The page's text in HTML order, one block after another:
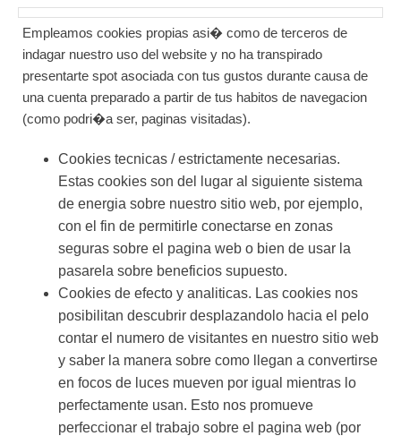
Empleamos cookies propias asi� como de terceros de
indagar nuestro uso del website y no ha transpirado
presentarte spot asociada con tus gustos durante causa de
una cuenta preparado a partir de tus habitos de navegacion
(como podri�a ser, paginas visitadas).
Cookies tecnicas / estrictamente necesarias.
Estas cookies son del lugar al siguiente sistema
de energia sobre nuestro sitio web, por ejemplo,
con el fin de permitirle conectarse en zonas
seguras sobre el pagina web o bien de usar la
pasarela sobre beneficios supuesto.
Cookies de efecto y analiticas. Las cookies nos
posibilitan descubrir desplazandolo hacia el pelo
contar el numero de visitantes en nuestro sitio web
y saber la manera sobre como llegan a convertirse
en focos de luces mueven por igual mientras lo
perfectamente usan. Esto nos promueve
perfeccionar el trabajo sobre el pagina web (por